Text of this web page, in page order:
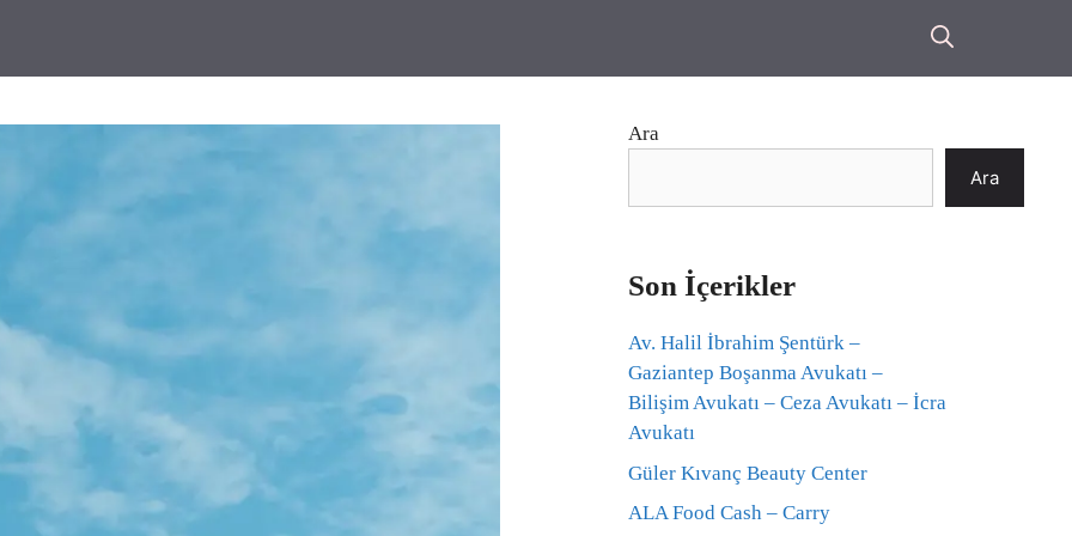
Ara
Ara
Son İçerikler
Av. Halil İbrahim Şentürk –
Gaziantep Boşanma Avukatı –
Bilişim Avukatı – Ceza Avukatı – İcra
Avukatı
Güler Kıvanç Beauty Center
ALA Food Cash – Carry